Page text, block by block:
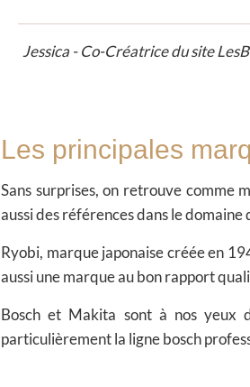
Jessica - Co-Créatrice du site
Les principales
Sans surprises, on retrouve comme
aussi des références dans le domaine
Ryobi, marque japonaise créée en
aussi une marque au bon rapport
Bosch et Makita sont à nos yeux
particulièrement la ligne bosch